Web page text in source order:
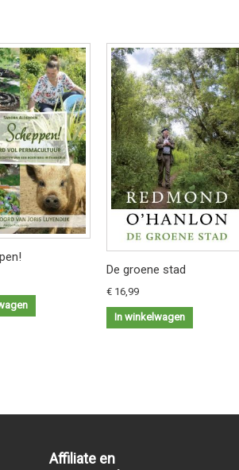
De groene stad
€ 16,99
In winkelwagen
Affiliate en